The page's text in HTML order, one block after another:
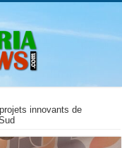
innovants de